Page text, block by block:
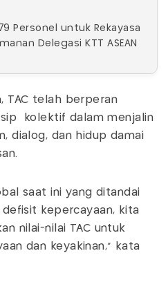
Personel untuk Rekayasa
Delegasi KTT ASEAN
TAC telah berperan
kolektif dalam menjalin
dialog, dan hidup damai
saat ini yang ditandai
kepercayaan, kita
nilai-nilai TAC untuk
dan keyakinan," kata